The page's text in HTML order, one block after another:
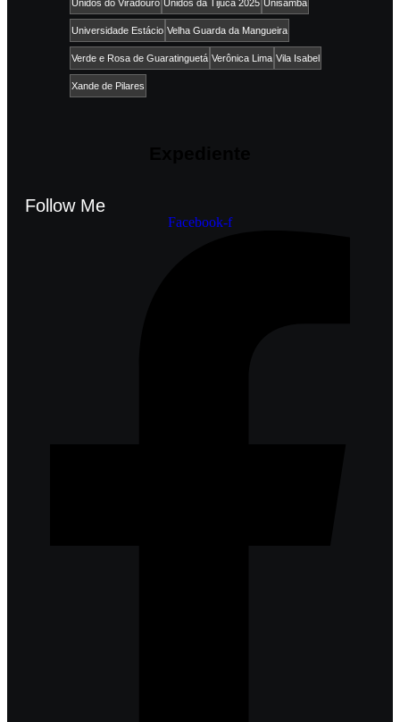
Unidos do Viradouro Unidos da Tijuca 2025 Unisamba
Universidade Estácio Velha Guarda da Mangueira
Verde e Rosa de Guaratinguetá Verônica Lima Vila Isabel
Xande de Pilares
Follow Me
Facebook-f